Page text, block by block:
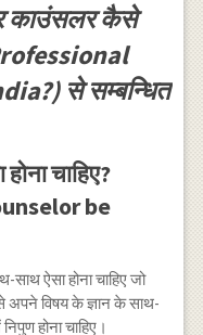
काउंसलर कैसे
से सम्बन्धित
चाहिए?
be
ऐसा होना चाहिए जो
विषय के ज्ञान के साथ-
होना चाहिए।